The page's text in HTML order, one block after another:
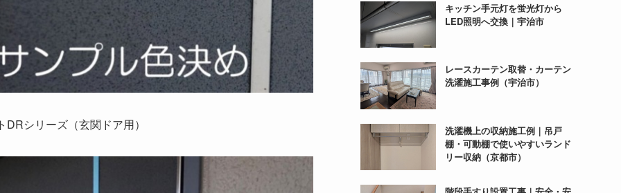
シリーズ（玄関ドア用）
キッチン手元灯を蛍光灯から
LED照明へ交換｜宇治市
レースカーテン取替・カーテン
洗濯施工事例（宇治市）
洗濯機上の収納施工例｜吊戸
棚・可動棚で使いやすいランド
リー収納（京都市）